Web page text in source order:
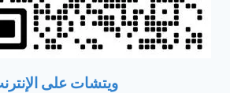
ويتشات على